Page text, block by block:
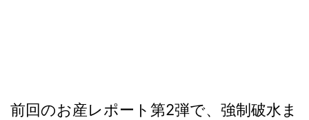
前回のお産レポート第2弾で、強制破水ま